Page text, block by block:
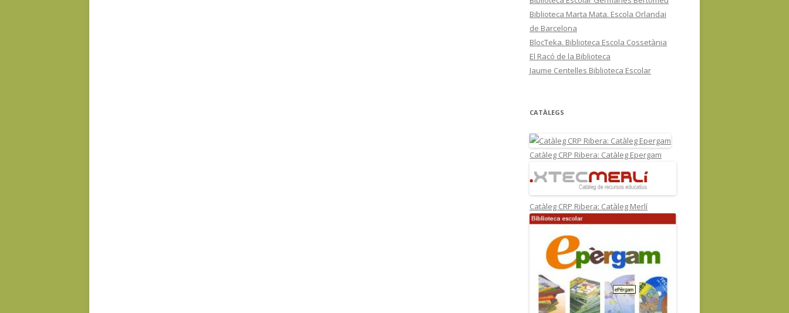
Biblioteca Marta Mata. Escola Orlandai
de Barcelona
BlocTeka. Biblioteca Escola Cossetània
El Racó de la Biblioteca
Jaume Centelles Biblioteca Escolar
CATÀLEGS
Catàleg CRP Ribera: Catàleg Epergam
Catàleg CRP Ribera: Catàleg Merlí